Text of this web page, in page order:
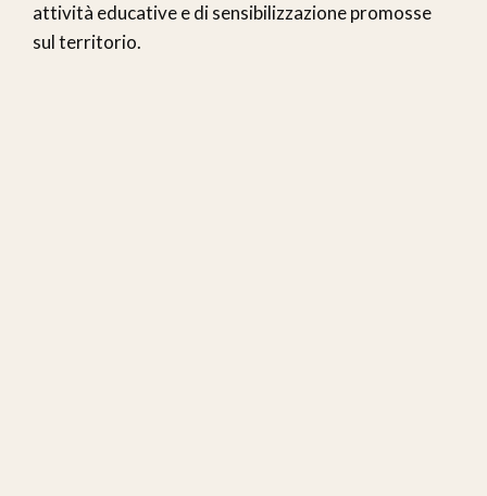
attività educative e di sensibilizzazione promosse
sul territorio.